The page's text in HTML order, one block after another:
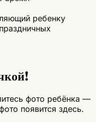
ребенку
фото ребёнка —
появится здесь.